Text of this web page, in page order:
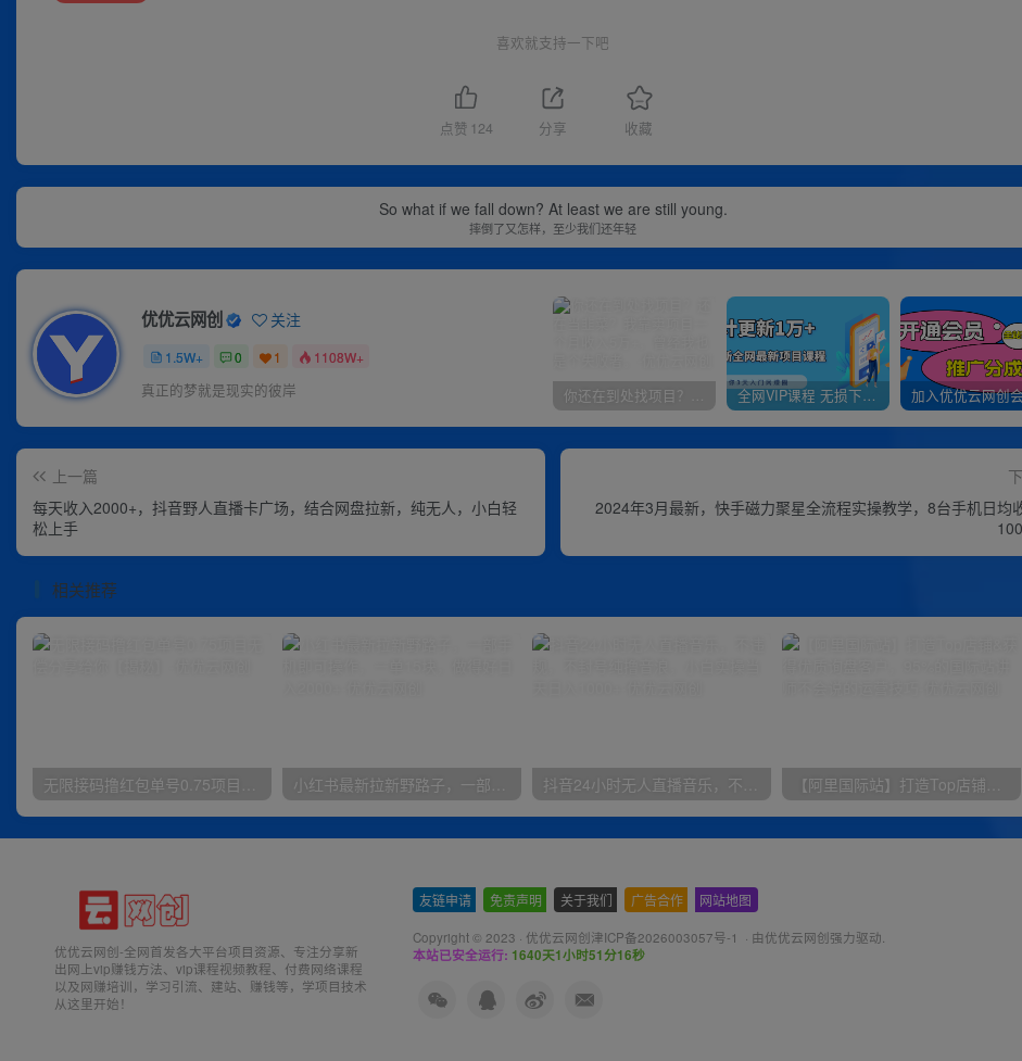
喜欢就支持一下吧
点赞 124 分享 收藏
So what if we fall down? At least we are still young.
摔倒了又怎样，至少我们还年轻
优优云网创 关注
1.5W+ 0 1 1108W+
真正的梦就是现实的彼岸 你还在到处找项目？还在当韭菜？我靠卖项目一个月收入5万+，曾经我也是个失败者。 全网VIP课程 无损下载~
上一篇
每天收入2000+，抖音野人直播卡广场，结合网盘拉新，纯无人，小白轻
松上手
2024年3月最新，快手磁力聚星全流程实操教学，8台手机日均
相关推荐
无限接码撸红包单号0.75项目无偿分享给你【揭秘】 小红书最新拉新野路子，一部手机即可操作，一单15块，做得好日入2000+ 抖音24小时无人直播音乐，不违规，不封号纯撸音浪，小白实操当天日入1000+ 【阿里国际站】打造Top店铺&获得优质询盘客户，​95%的国际站讲师不会说的运营技巧
优优云网创-全网首发各大平台项目资源、专注分享新
出网上vip赚钱方法、vip课程视频教程、付费网络课程
以及网赚培训，学习引流、建站、赚钱等，学项目技术
从这里开始！
友链申请 免责声明 关于我们 广告合作 网站地图
Copyright © 2023 · 优优云网创津ICP备2026003057号-1 · 由优优云网创强力驱动.
本站已安全运行: 1640天1小时51分17秒